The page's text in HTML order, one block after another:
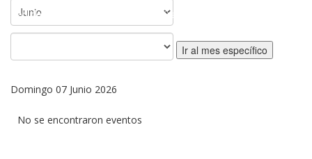
Red de Centros de Servicios Autorizado
Ir al mes específico
Domingo 07 Junio 2026
No se encontraron eventos